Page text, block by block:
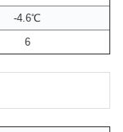
-4.6℃
6